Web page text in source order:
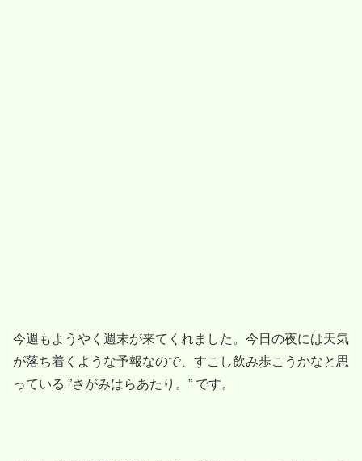
今週もようやく週末が来てくれました。今日の夜には天気
が落ち着くような予報なので、すこし飲み歩こうかなと思
っている ”さがみはらあたり。” です。